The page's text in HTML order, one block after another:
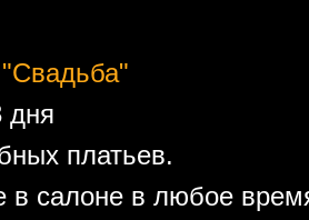
дня
платьев.
в салоне в любое